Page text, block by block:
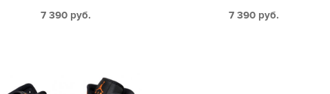
(35-44)
7 390 руб.
ЖЕНСКИЕ (35-44)
7 390 руб.